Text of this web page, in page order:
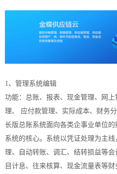
1、管理系统编辑
功能：总账、报表、现金管理、网
理、 应付款管理、实际成本、财务
长版总账系统面向各类企事业单位
系统的核心。系统以凭证处理为主
理、自动转账、调汇、结转损益等
目计息、往来核算、现金流量表等